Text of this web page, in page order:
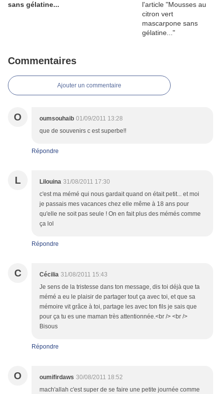
sans gélatine...
Commentaires
Ajouter un commentaire
O oumsouhaib 01/09/2011 13:28
que de souvenirs c est superbe!!
Répondre
L Lilouina 31/08/2011 17:30
c'est ma mémé qui nous gardait quand on était petit... et moi
je passais mes vacances chez elle même à 18 ans pour
qu'elle ne soit pas seule ! On en fait plus des mémés comme
ça lol
Répondre
C Cécilia 31/08/2011 15:43
Je sens de la tristesse dans ton message, dis toi déjà que ta
mémé a eu le plaisir de partager tout ça avec toi, et que sa
mémoire vit grâce à toi, partage les avec ton fils je sais que
pour ça tu es une maman très attentionnée.<br /> <br />
Bisous
Répondre
O oumifirdaws 30/08/2011 18:52
mach'allah c'est super de se faire une petite journée comme